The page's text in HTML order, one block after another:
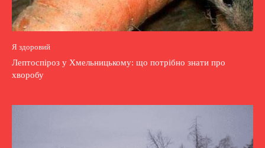
Я здоровий
Лептоспіроз у Хмельницькому: що потрібно знати про
хворобу